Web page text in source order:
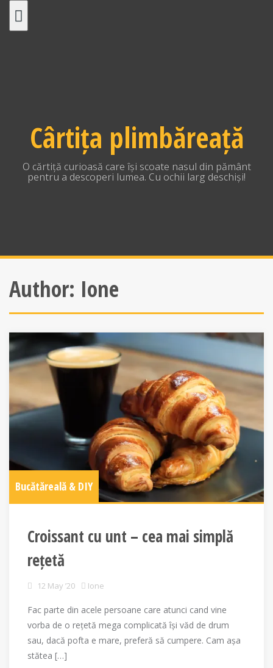
Cârtița plimbăreață
O cărtiță curioasă care își scoate nasul din pământ
pentru a descoperi lumea. Cu ochii larg deschiși!
Author: Ione
Bucătăreală & DIY
Croissant cu unt – cea mai simplă
rețetă
12 May ’20 Ione
Fac parte din acele persoane care atunci cand vine
vorba de o rețetă mega complicată își văd de drum
sau, dacă pofta e mare, preferă să cumpere. Cam așa
stătea […]